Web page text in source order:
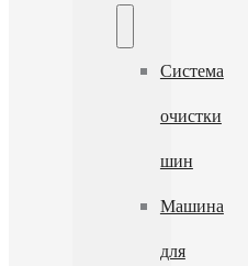
Система
очистки
шин
Машина
для